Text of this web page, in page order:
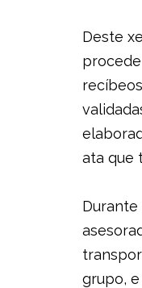
Deste
ata que
grupo,